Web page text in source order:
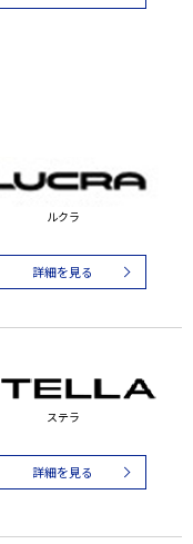
ルクラ
詳細を見る
ステラ
詳細を見る